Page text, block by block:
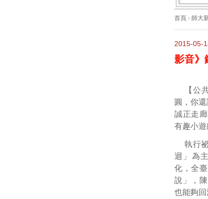
首頁 › 師大
2015-05-
影音》
【公
圓，你
誠正走
有趣小遊
執行
迴」為
化，全
說」，
也能夠回